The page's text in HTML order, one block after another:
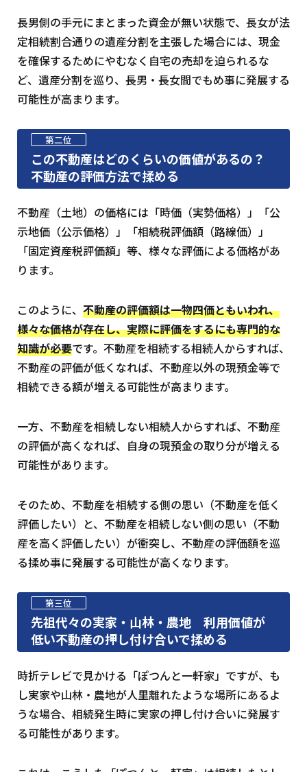
長男側の手元にまとまった資金が無い状態で、長女が法
定相続割合通りの遺産分割を主張した場合には、現金
を確保するためにやむなく自宅の売却を迫られるな
ど、遺産分割を巡り、長男・長女間でもめ事に発展する
可能性が高まります。
第二位
この不動産はどのくらいの価値があるの？
不動産の評価方法で揉める
不動産（土地）の価格には「時価（実勢価格）」「公
示地価（公示価格）」「相続税評価額（路線価）」
「固定資産税評価額」等、様々な評価による価格があ
ります。
このように、 不動産の評価額は一物四価ともいわれ、
様々な価格が存在し、実際に評価をするにも専門的な
知識が必要です。不動産を相続する相続人からすれば、
不動産の評価が低くなれば、不動産以外の現預金等で
相続できる額が増える可能性が高まります。
一方、不動産を相続しない相続人からすれば、不動産
の評価が高くなれば、自身の現預金の取り分が増える
可能性があります。
そのため、不動産を相続する側の思い（不動産を低く
評価したい）と、不動産を相続しない側の思い（不動
産を高く評価したい）が衝突し、不動産の評価額を巡
る揉め事に発展する可能性が高くなります。
第三位
先祖代々の実家・山林・農地 利用価値が
低い不動産の押し付け合いで揉める
時折テレビで見かける「ぽつんと一軒家」ですが、も
し実家や山林・農地が人里離れたような場所にあるよ
うな場合、相続発生時に実家の押し付け合いに発展す
る可能性があります。